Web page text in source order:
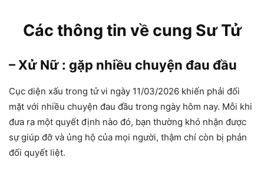
Các thông tin về cung Sư Tử
– Xử Nữ : gặp nhiều chuyện đau đầu
Cục diện xấu trong tử vi ngày 11/03/2026 khiến phải đối
mặt với nhiều chuyện đau đầu trong ngày hôm nay. Mỗi khi
đưa ra một quyết định nào đó, bạn thường khó nhận được
sự giúp đỡ và ủng hộ của mọi người, thậm chí còn bị phản
đối quyết liệt.